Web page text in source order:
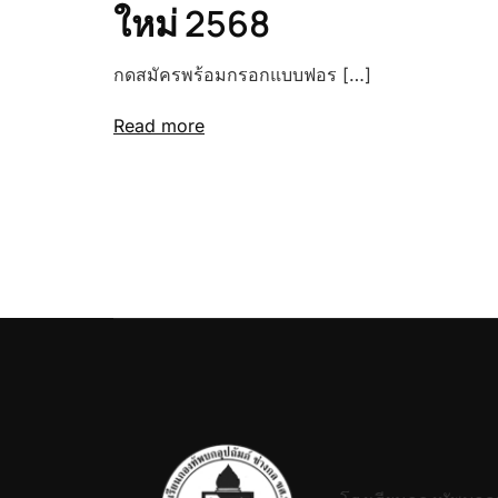
ใหม่ 2568
กดสมัครพร้อมกรอกแบบฟอร […]
Read more